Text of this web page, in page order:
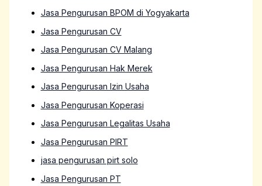
Jasa Pengurusan BPOM di Yogyakarta
Jasa Pengurusan CV
Jasa Pengurusan CV Malang
Jasa Pengurusan Hak Merek
Jasa Pengurusan Izin Usaha
Jasa Pengurusan Koperasi
Jasa Pengurusan Legalitas Usaha
Jasa Pengurusan PIRT
jasa pengurusan pirt solo
Jasa Pengurusan PT